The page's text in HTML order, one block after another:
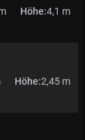
Höhe:4,1 m
Höhe:2,45 m